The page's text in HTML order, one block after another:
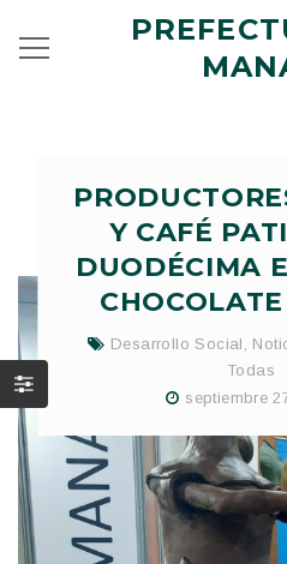
Y CAFÉ
DUODÉCIMA
Desarrollo Social ,
Todas
septiembre